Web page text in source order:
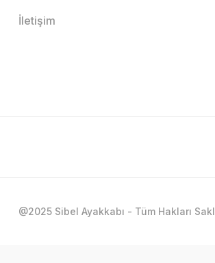
İletişim
@2025 Sibel Ayakkabı - Tüm Hakları